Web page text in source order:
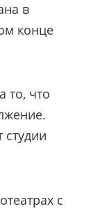
в
конце
то, что
с